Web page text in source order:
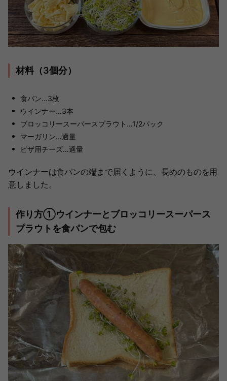
材料（3個分）
食パン…3枚
ウインナー…3本
ブロッコリースーパースプラウト…1/2パック
マーガリン…適量
ピザ用チーズ…適量
ウインナーは食パンの端まで届くように、長めのものを用
意しました。
作り方①ウインナーとブロッコリースーパース
プラウトを食パンで包む